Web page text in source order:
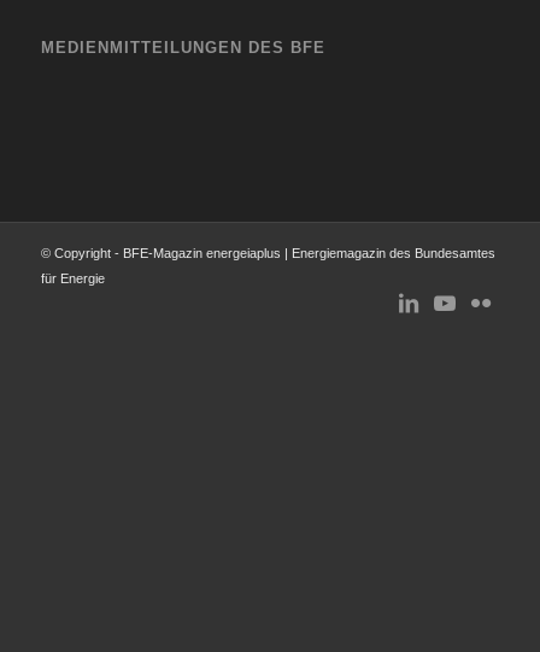
MEDIENMITTEILUNGEN DES BFE
© Copyright - BFE-Magazin energeiaplus | Energiemagazin des Bundesamtes
für Energie